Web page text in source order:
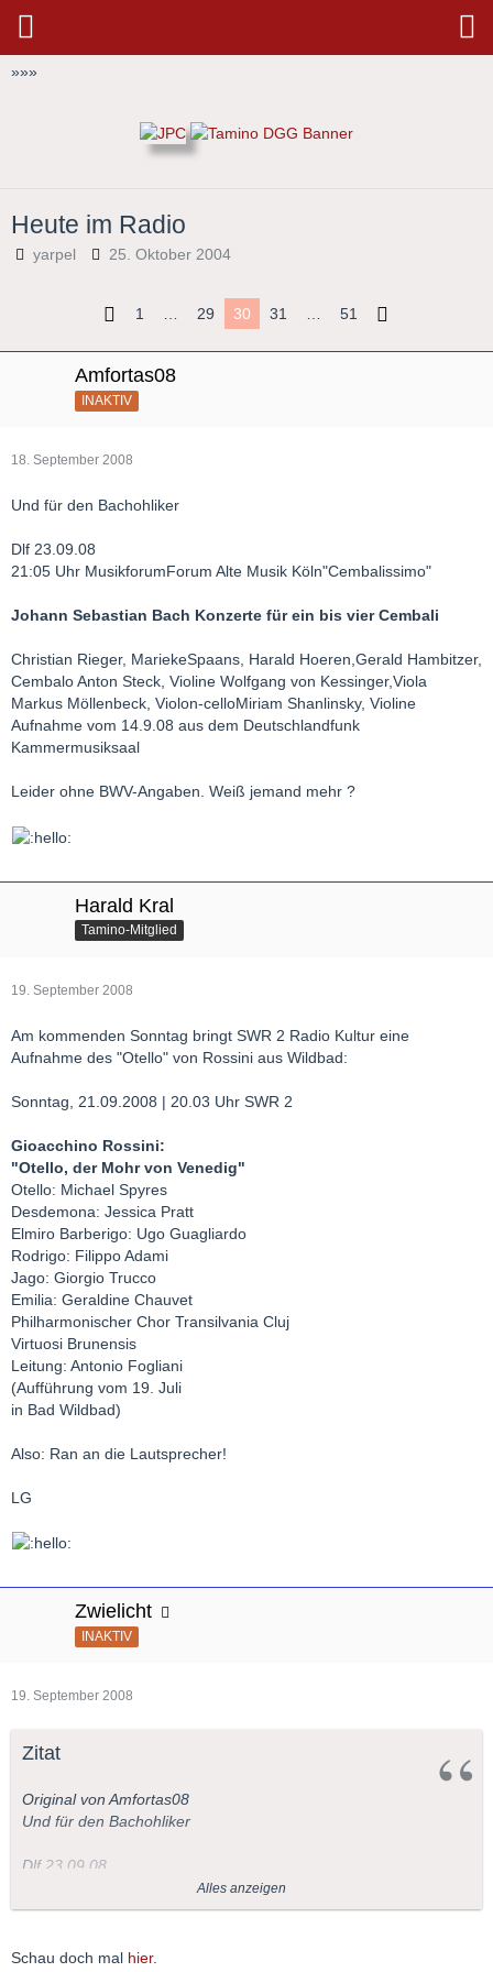
»»»
Heute im Radio
yarpel 25. Oktober 2004
1 … 29 30 31 … 51
Amfortas08
INAKTIV
18. September 2008
Und für den Bachohliker
Dlf 23.09.08
21:05 Uhr MusikforumForum Alte Musik Köln"Cembalissimo"
Johann Sebastian Bach Konzerte für ein bis vier Cembali
Christian Rieger, MariekeSpaans, Harald Hoeren,Gerald Hambitzer,
Cembalo Anton Steck, Violine Wolfgang von Kessinger,Viola
Markus Möllenbeck, Violon-celloMiriam Shanlinsky, Violine
Aufnahme vom 14.9.08 aus dem Deutschlandfunk
Kammermusiksaal
Leider ohne BWV-Angaben. Weiß jemand mehr ?
Harald Kral
Tamino-Mitglied
19. September 2008
Am kommenden Sonntag bringt SWR 2 Radio Kultur eine
Aufnahme des "Otello" von Rossini aus Wildbad:
Sonntag, 21.09.2008 | 20.03 Uhr SWR 2
Gioacchino Rossini:
"Otello, der Mohr von Venedig"
Otello: Michael Spyres
Desdemona: Jessica Pratt
Elmiro Barberigo: Ugo Guagliardo
Rodrigo: Filippo Adami
Jago: Giorgio Trucco
Emilia: Geraldine Chauvet
Philharmonischer Chor Transilvania Cluj
Virtuosi Brunensis
Leitung: Antonio Fogliani
(Aufführung vom 19. Juli
in Bad Wildbad)
Also: Ran an die Lautsprecher!
LG
Zwielicht
INAKTIV
19. September 2008
Zitat
Original von Amfortas08
Und für den Bachohliker
Dlf 23.09.08
21:05 Uhr MusikforumForum Alte Musik Köln"Cembalissimo"
Alles anzeigen
Schau doch mal hier.